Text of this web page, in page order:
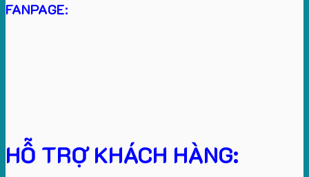
FANPAGE:
HỖ TRỢ KHÁCH HÀNG: